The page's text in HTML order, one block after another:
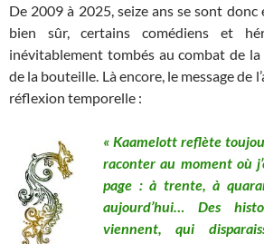
De 2009 à 2025, seize ans se sont donc
bien sûr, certains comédiens et
inévitablement tombés au combat de la
de la bouteille. Là encore, le message de
réflexion temporelle :
« Kaamelott reflète
raconter au moment où
page : à trente, à
aujourd’hui… Des
viennent, qui